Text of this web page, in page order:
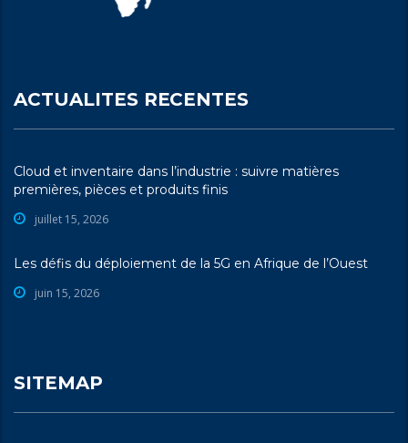
ACTUALITES RECENTES
Cloud et inventaire dans l’industrie : suivre matières
premières, pièces et produits finis
juillet 15, 2026
Les défis du déploiement de la 5G en Afrique de l’Ouest
juin 15, 2026
SITEMAP